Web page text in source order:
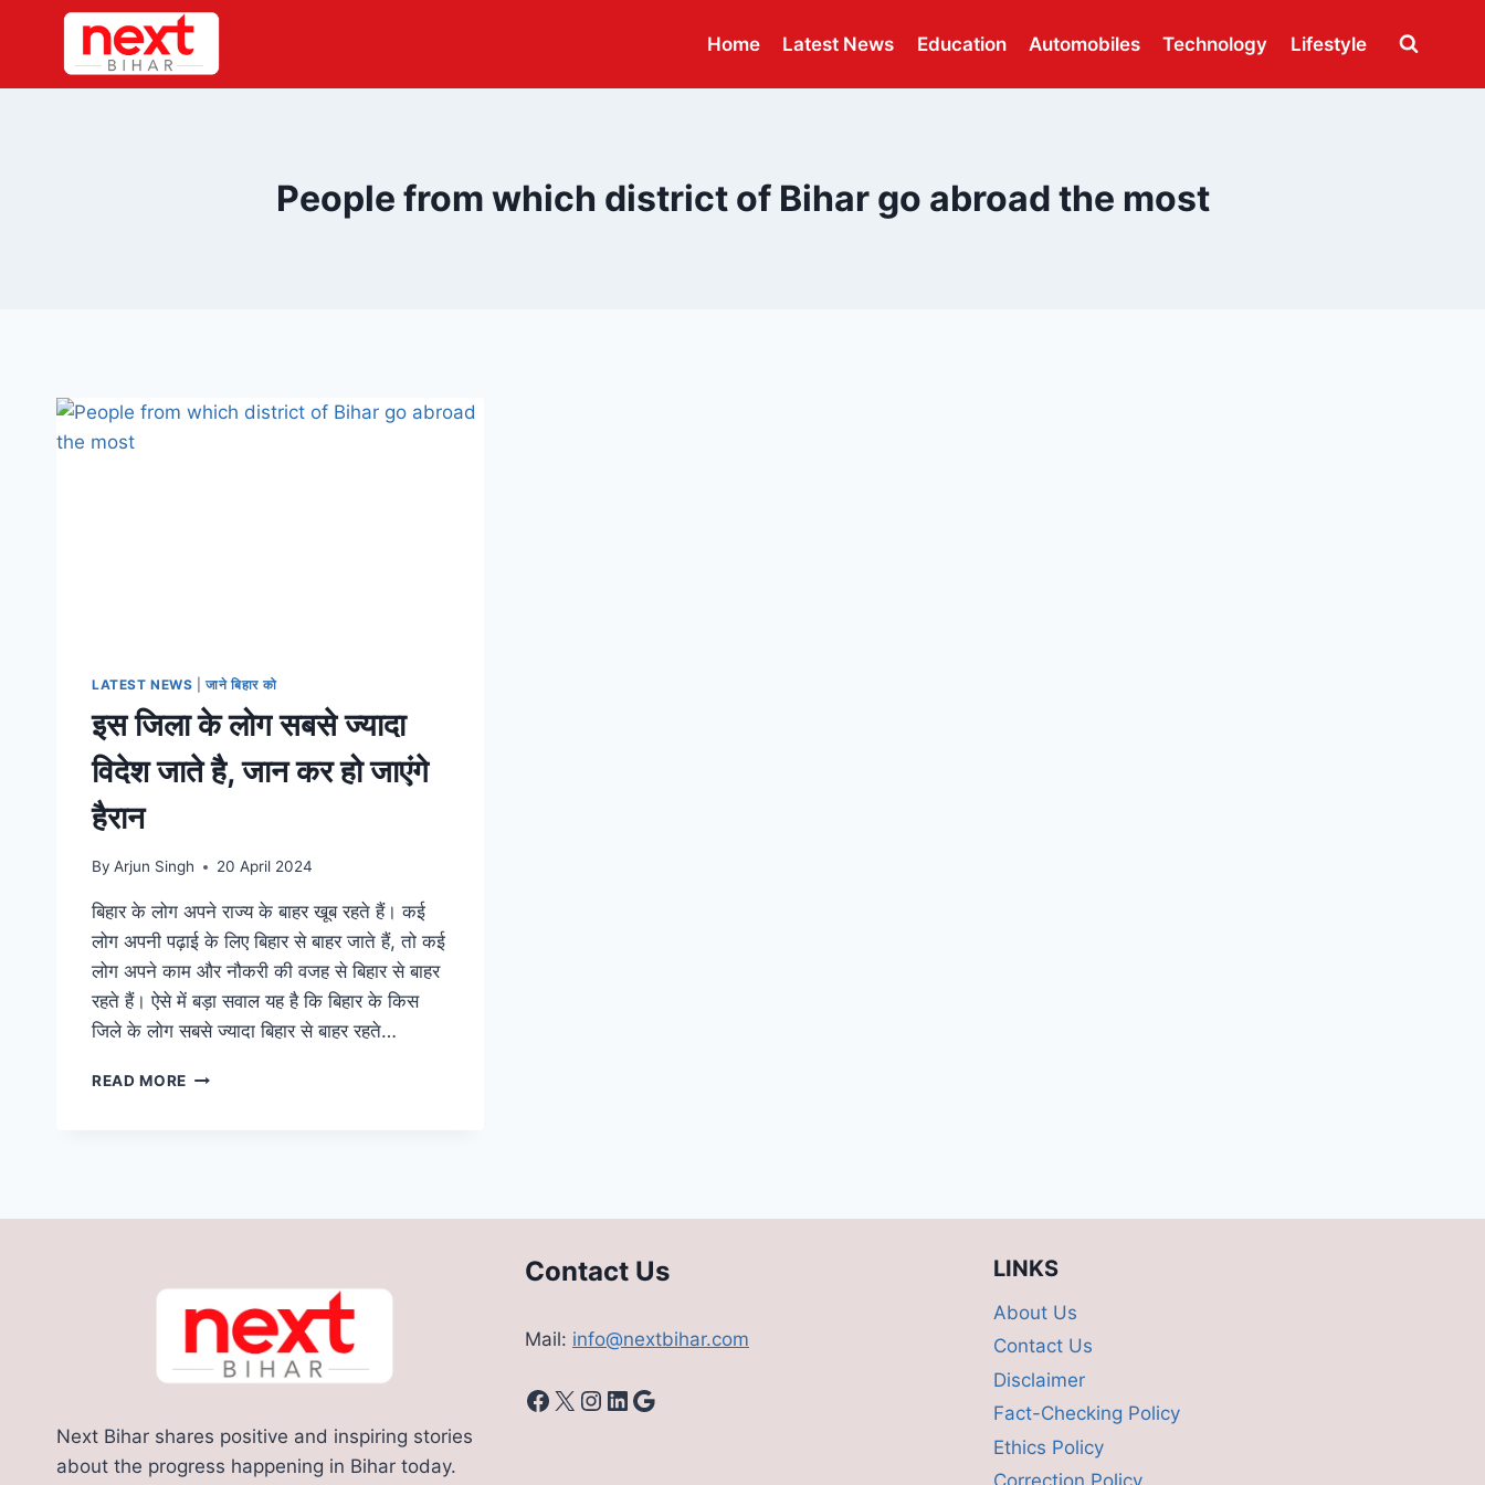
content
Home Latest News Education Automobiles Technology Lifestyle
People from which district of Bihar go abroad the most
LATEST NEWS |जाने बिहार को
इस जिला के लोग सबसे ज्यादा
विदेश जाते है, जान कर हो जाएंगे
हैरान
By Arjun Singh 20 April 2024
बिहार के लोग अपने राज्य के बाहर खूब रहते हैं। कई
लोग अपनी पढ़ाई के लिए बिहार से बाहर जाते हैं, तो कई
लोग अपने काम और नौकरी की वजह से बिहार से बाहर
रहते हैं। ऐसे में बड़ा सवाल यह है कि बिहार के किस
जिले के लोग सबसे ज्यादा बिहार से बाहर रहते…
READ MORE इस
विदेश
कर
हो
जाएंगे
Next Bihar shares positive and inspiring stories
about the progress happening in Bihar today.
Contact Us
Mail: info@nextbihar.com
Facebook
X Instagram
LinkedIn
Google
LINKS
About Us
Contact Us
Disclaimer
Fact-Checking Policy
Ethics Policy
Correction Policy